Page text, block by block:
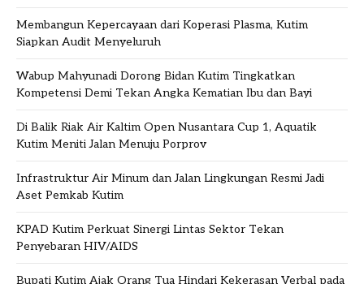
Membangun Kepercayaan dari Koperasi Plasma, Kutim
Siapkan Audit Menyeluruh
Wabup Mahyunadi Dorong Bidan Kutim Tingkatkan
Kompetensi Demi Tekan Angka Kematian Ibu dan Bayi
Di Balik Riak Air Kaltim Open Nusantara Cup 1, Aquatik
Kutim Meniti Jalan Menuju Porprov
Infrastruktur Air Minum dan Jalan Lingkungan Resmi Jadi
Aset Pemkab Kutim
KPAD Kutim Perkuat Sinergi Lintas Sektor Tekan
Penyebaran HIV/AIDS
Bupati Kutim Ajak Orang Tua Hindari Kekerasan Verbal pada